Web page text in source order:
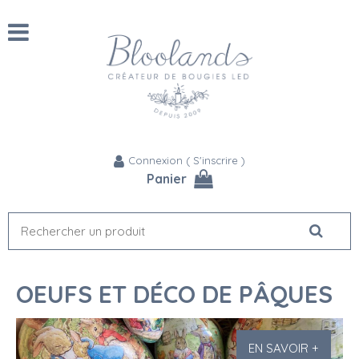
Connexion ( S'inscrire )
Panier
OEUFS ET DÉCO DE PÂQUES
EN SAVOIR +